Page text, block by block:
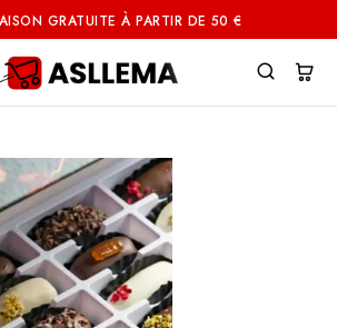
GRATUITE À PARTIR DE 50 €